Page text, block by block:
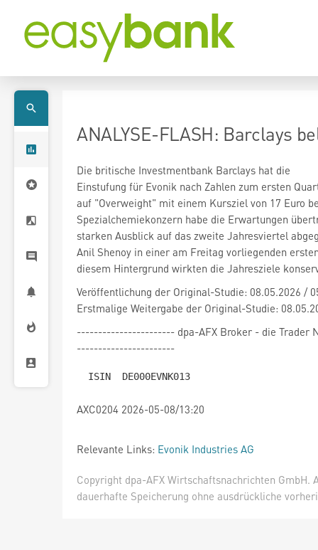
ANALYSE-FLASH: Barclays
Die britische Investmentbank Barclays hat die
Einstufung für Evonik nach Zahlen zum ersten
auf "Overweight" mit einem Kursziel von 17 Euro
Spezialchemiekonzern habe die Erwartungen
starken Ausblick auf das zweite Jahresviertel
Anil Shenoy in einer am Freitag vorliegenden
diesem Hintergrund wirkten die Jahresziele
Veröffentlichung der Original-Studie: 08.05.2026 /
Erstmalige Weitergabe der Original-Studie:
----------------------- dpa-AFX Broker - die Trader
-----------------------
AXC0204 2026-05-08/13:20
Relevante Links: Evonik Industries AG
Copyright dpa-AFX Wirtschaftsnachrichten
dauerhafte Speicherung ohne ausdrückliche